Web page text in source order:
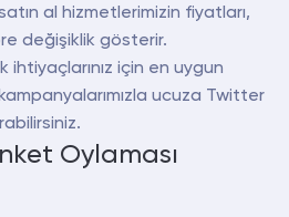
al hizmetlerimizin fiyatları,
değişiklik gösterir.
için en uygun
ucuza Twitter
Oylaması